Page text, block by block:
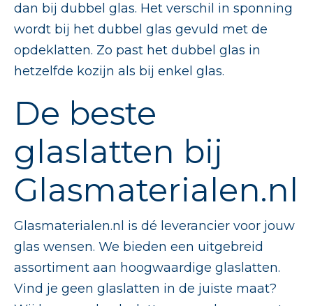
dan bij dubbel glas. Het verschil in sponning
wordt bij het dubbel glas gevuld met de
opdeklatten. Zo past het dubbel glas in
hetzelfde kozijn als bij enkel glas.
De beste
glaslatten bij
Glasmaterialen.nl
Glasmaterialen.nl is dé leverancier voor jouw
glas wensen. We bieden een uitgebreid
assortiment aan hoogwaardige glaslatten.
Vind je geen glaslatten in de juiste maat?